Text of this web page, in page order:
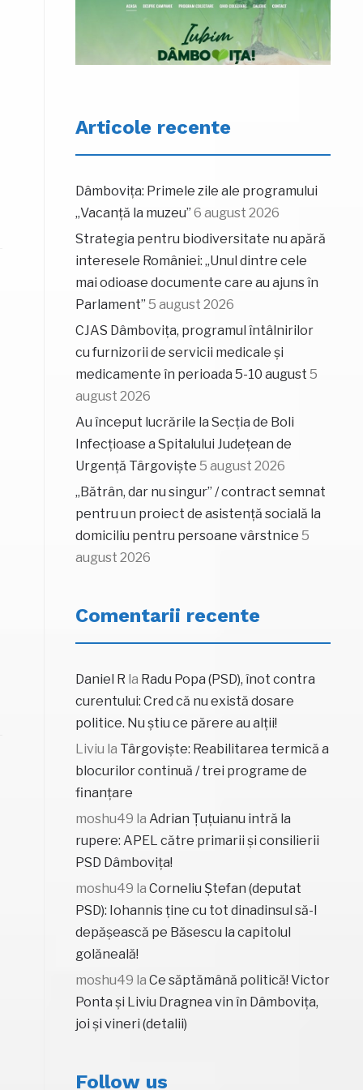
Articole recente
Dâmbovița: Primele zile ale programului
„Vacanță la muzeu” 6 august 2026
Strategia pentru biodiversitate nu apără
interesele României: „Unul dintre cele
mai odioase documente care au ajuns în
Parlament” 5 august 2026
CJAS Dâmbovița, programul întâlnirilor
cu furnizorii de servicii medicale și
medicamente în perioada 5-10 august 5
august 2026
Au început lucrările la Secția de Boli
Infecțioase a Spitalului Județean de
Urgență Târgoviște 5 august 2026
„Bătrân, dar nu singur” / contract semnat
pentru un proiect de asistență socială la
domiciliu pentru persoane vârstnice 5
august 2026
Comentarii recente
Daniel R la Radu Popa (PSD), înot contra
curentului: Cred că nu există dosare
politice. Nu știu ce părere au alții!
Liviu la Târgoviște: Reabilitarea termică a
blocurilor continuă / trei programe de
finanțare
moshu49 la Adrian Țuțuianu intră la
rupere: APEL către primarii și consilierii
PSD Dâmbovița!
moshu49 la Corneliu Ștefan (deputat
PSD): Iohannis ține cu tot dinadinsul să-l
depășească pe Băsescu la capitolul
golăneală!
moshu49 la Ce săptămână politică! Victor
Ponta și Liviu Dragnea vin în Dâmbovița,
joi și vineri (detalii)
Follow us